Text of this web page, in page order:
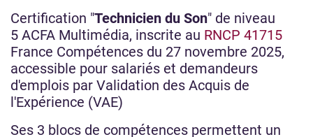
Certification "Technicien du Son" de niveau
5 ACFA Multimédia, inscrite au RNCP 41715
France Compétences du 27 novembre 2025,
accessible pour salariés et demandeurs
d'emplois par Validation des Acquis de
l'Expérience (VAE)
Ses 3 blocs de compétences permettent un